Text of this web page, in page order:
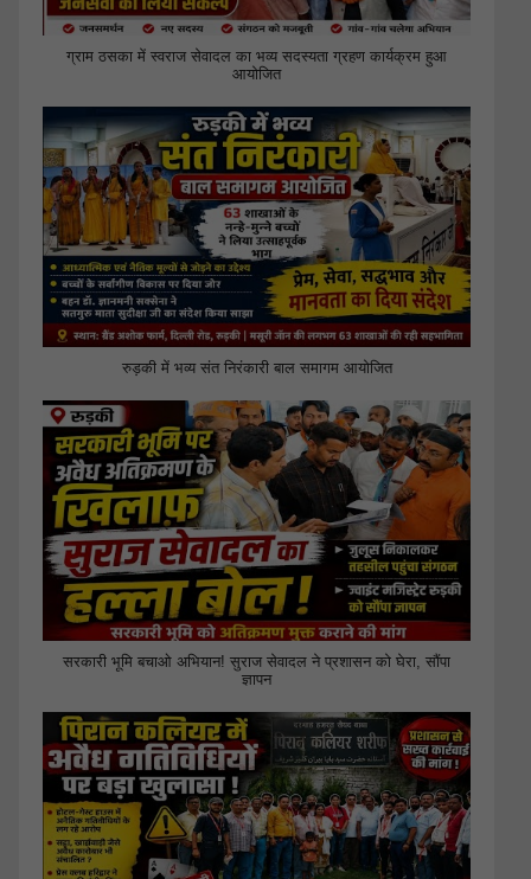
ग्राम ठसका में स्वराज सेवादल का भव्य सदस्यता ग्रहण कार्यक्रम हुआ
आयोजित
रुड़की में भव्य संत निरंकारी बाल समागम आयोजित
सरकारी भूमि बचाओ अभियान! सुराज सेवादल ने प्रशासन को घेरा, सौंपा
ज्ञापन